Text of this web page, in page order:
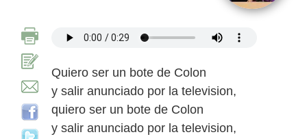
Quiero ser un bote de Colon
y salir anunciado por la television,
quiero ser un bote de Colon
y salir anunciado por la television,